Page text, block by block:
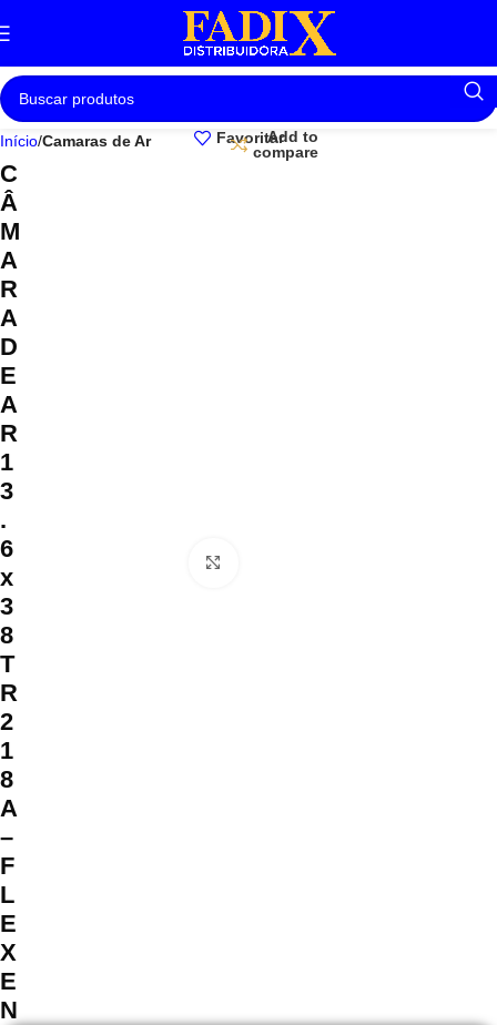
Início Camaras de Ar FavoritarAdd to
compare
C
Â
M
A
R
A
D
E
A
R
1
3
.
6
x
3
8
T
R
2
1
8
A
–
F
L
E
X
E
N